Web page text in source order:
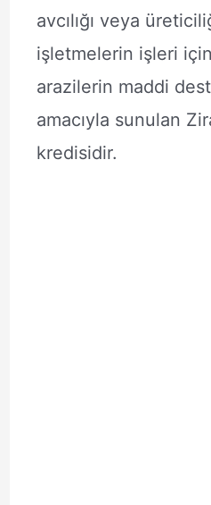
avcılığı veya
işletmelerin işleri
arazilerin maddi
amacıyla sunulan
kredisidir.